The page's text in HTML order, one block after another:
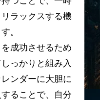
ラックスする機
。
成功させるため
っかりと組み入
ンダーに大胆に
することで、自分